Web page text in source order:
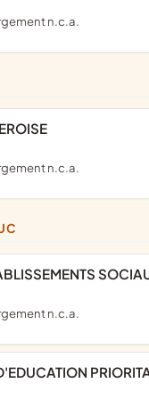
n.c.a.
n.c.a.
n.c.a.